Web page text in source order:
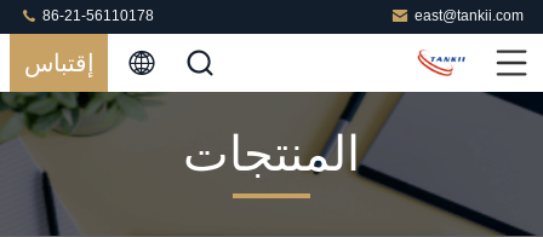
east@tankii.com
86-21-56110178
إقتباس
المنتجات